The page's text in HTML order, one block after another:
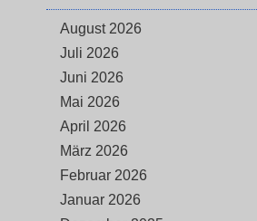
August 2026
Juli 2026
Juni 2026
Mai 2026
April 2026
März 2026
Februar 2026
Januar 2026